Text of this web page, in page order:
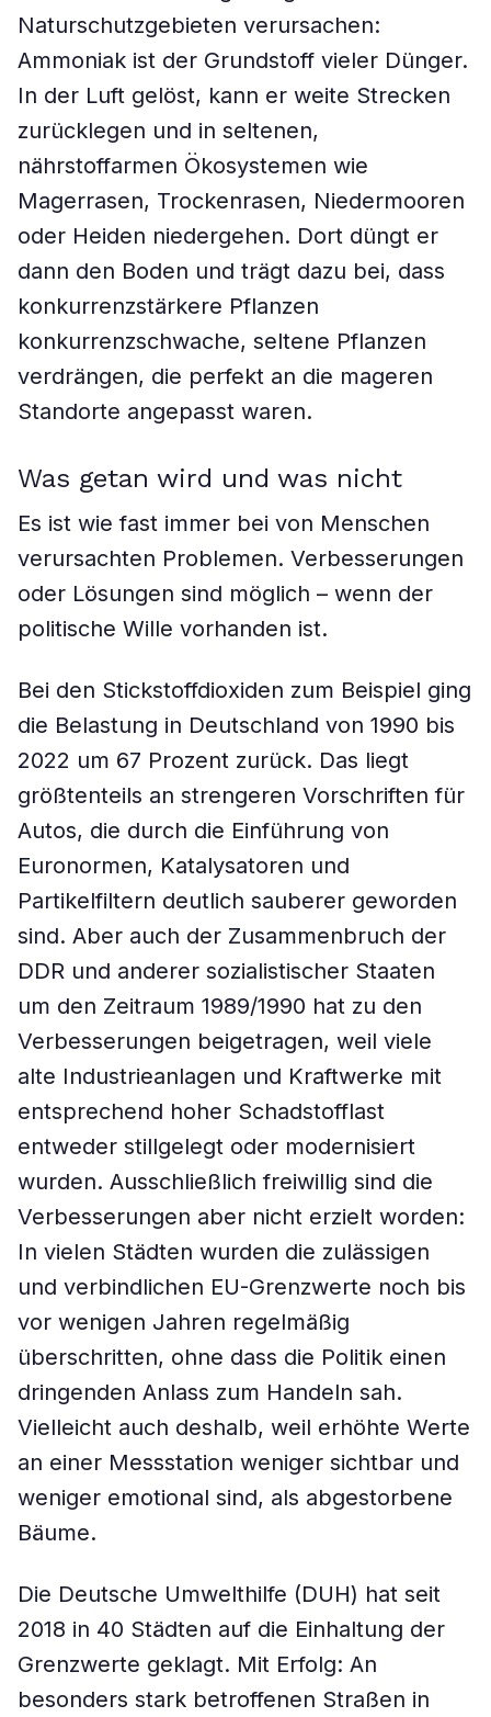
Naturschutzgebieten verursachen:
Ammoniak ist der Grundstoff vieler Dünger.
In der Luft gelöst, kann er weite Strecken
zurücklegen und in seltenen,
nährstoffarmen Ökosystemen wie
Magerrasen, Trockenrasen, Niedermooren
oder Heiden niedergehen. Dort düngt er
dann den Boden und trägt dazu bei, dass
konkurrenzstärkere Pflanzen
konkurrenzschwache, seltene Pflanzen
verdrängen, die perfekt an die mageren
Standorte angepasst waren.
Was getan wird und was nicht
Es ist wie fast immer bei von Menschen
verursachten Problemen. Verbesserungen
oder Lösungen sind möglich – wenn der
politische Wille vorhanden ist.
Bei den Stickstoffdioxiden zum Beispiel ging
die Belastung in Deutschland von 1990 bis
2022 um 67 Prozent zurück. Das liegt
größtenteils an strengeren Vorschriften für
Autos, die durch die Einführung von
Euronormen, Katalysatoren und
Partikelfiltern deutlich sauberer geworden
sind. Aber auch der Zusammenbruch der
DDR und anderer sozialistischer Staaten
um den Zeitraum 1989/1990 hat zu den
Verbesserungen beigetragen, weil viele
alte Industrieanlagen und Kraftwerke mit
entsprechend hoher Schadstofflast
entweder stillgelegt oder modernisiert
wurden. Ausschließlich freiwillig sind die
Verbesserungen aber nicht erzielt worden:
In vielen Städten wurden die zulässigen
und verbindlichen EU-Grenzwerte noch bis
vor wenigen Jahren regelmäßig
überschritten, ohne dass die Politik einen
dringenden Anlass zum Handeln sah.
Vielleicht auch deshalb, weil erhöhte Werte
an einer Messstation weniger sichtbar und
weniger emotional sind, als abgestorbene
Bäume.
Die Deutsche Umwelthilfe (DUH) hat seit
2018 in 40 Städten auf die Einhaltung der
Grenzwerte geklagt. Mit Erfolg: An
besonders stark betroffenen Straßen in